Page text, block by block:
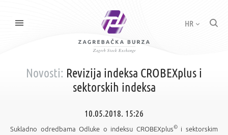
HR
Novosti: Revizija indeksa CROBEXplus i
sektorskih indeksa
10.05.2018. 15:26
Sukladno odredbama Odluke o indeksu CROBEXplus©i sektorskim